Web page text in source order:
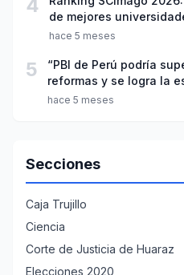
4
de mejores
hace 5 meses
5
“PBI de Perú podría
reformas y se logra la
hace 5 meses
Secciones
Caja Trujillo
Ciencia
Corte de Justicia de Huaraz
Elecciones 2020